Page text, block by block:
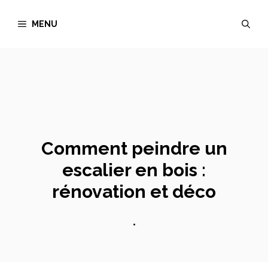
MENU
Comment peindre un
escalier en bois :
rénovation et déco
•